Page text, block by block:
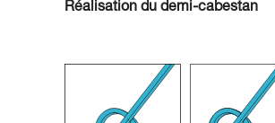
Réalisation du demi-cabestan